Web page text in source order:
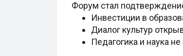
Форум стал
Инвестиции в
Диалог культур
Педагогика и наука